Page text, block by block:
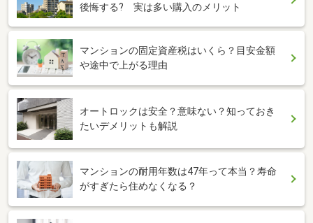
後悔する? 実は多い購入のメリット
マンションの固定資産税はいくら？目安金額
や途中で上がる理由
オートロックは安全？意味ない？知っておき
たいデメリットも解説
マンションの耐用年数は47年って本当？寿命
がすぎたら住めなくなる？